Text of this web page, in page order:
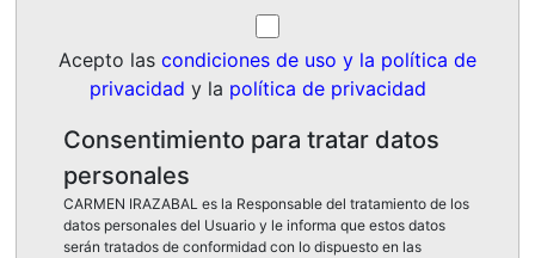
Acepto las condiciones de uso y la política de
privacidad y la política de privacidad
Consentimiento para tratar datos
personales
CARMEN IRAZABAL es la Responsable del tratamiento de los
datos personales del Usuario y le informa que estos datos
serán tratados de conformidad con lo dispuesto en las